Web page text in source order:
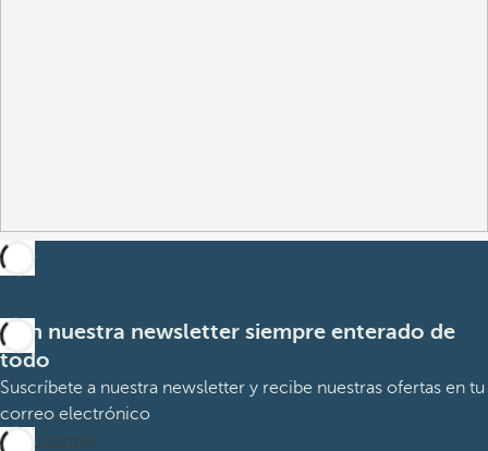
Con nuestra newsletter siempre enterado de
todo
Suscríbete a nuestra newsletter y recibe nuestras ofertas en tu
correo electrónico
Suscribirme